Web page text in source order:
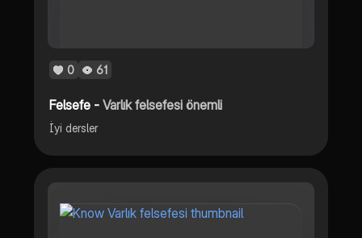
0 61
Felsefe -Varlık felsefesi önemli
İyi dersler